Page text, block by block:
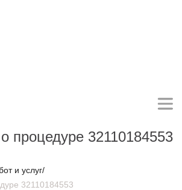
процедуре 32110184553
и услуг/
32110184553